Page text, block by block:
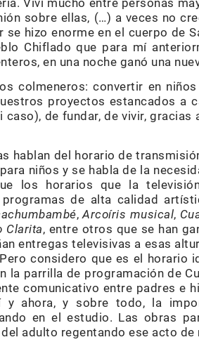
Viví mucho entre personas
sobre ellas, (…) a veces no
se hizo enorme en el cuerpo de
Chiflado que para mí
en una noche ganó una
colmeneros: convertir en
proyectos estancados a
de fundar, de vivir,
hablan del horario de
niños y se habla de la
los horarios que la
de alta calidad
,Arcoíris musical,
Clarita, entre otros que se han
entregas televisivas a esas
considero que es el horario
la parrilla de programación de
comunicativo entre padres e
y ahora, y sobre todo, la
en el estudio. Las obras
adulto regentando ese acto de